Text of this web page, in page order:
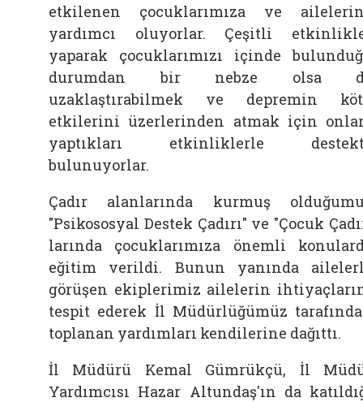
etkilenen çocuklarımıza ve
yardımcı oluyorlar. Çeşitli
yaparak çocuklarımızı içinde
durumdan bir nebze olsa
uzaklaştırabilmek ve depremin
etkilerini üzerlerinden atmak için
yaptıkları etkinliklerle
bulunuyorlar.
Çadır alanlarında kurmuş
"Psikososyal Destek Çadırı" ve "Çocuk
larında çocuklarımıza önemli
eğitim verildi. Bunun yanında
görüşen ekiplerimiz ailelerin
tespit ederek İl Müdürlüğümüz
toplanan yardımları kendilerine dağıttı.
İl Müdürü Kemal Gümrükçü, İl
Yardımcısı Hazar Altundaş'ın da